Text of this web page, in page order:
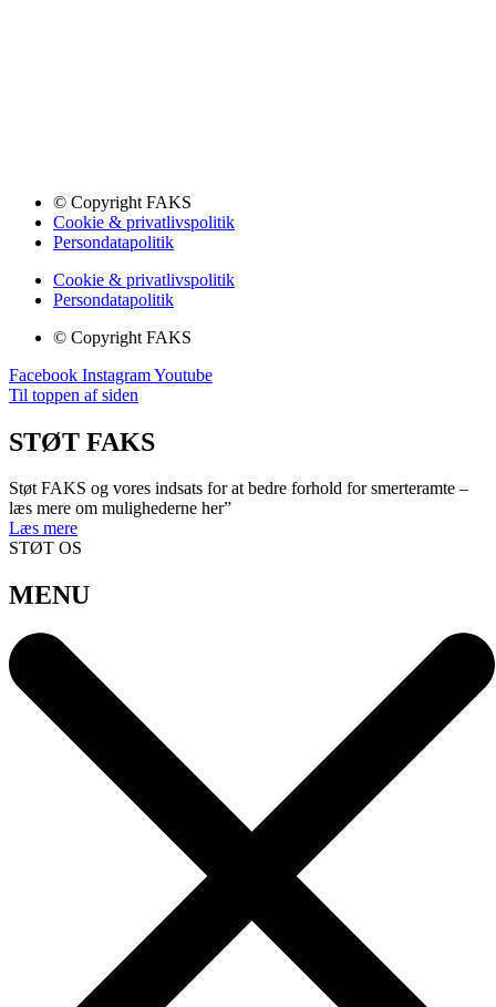
© Copyright FAKS
Cookie & privatlivspolitik
Persondatapolitik
Cookie & privatlivspolitik
Persondatapolitik
© Copyright FAKS
Facebook InstagramYoutube
Til toppen af siden
STØT FAKS
Støt FAKS og vores indsats for at bedre forhold for smerteramte –
læs mere om mulighederne her”
Læs mere
STØT OS
MENU